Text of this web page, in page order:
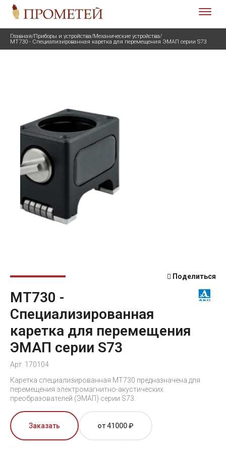
Главная/Приборы и устройства/Механические устройства/
MT730 - Специализированная каретка для перемещения ЭМАП серии S73
Поделиться
MT730 -
Специализированная
каретка для перемещения
ЭМАП серии S73
Арт. 170104
Каретка специализированная MT730 предназначена для
перемещения электромагнитно-акустических
преобразователей (ЭМАП) серии S73.
Заказать от 41000 ₽